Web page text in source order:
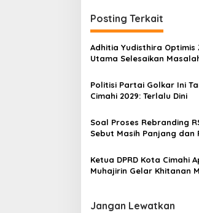
i
g
a
s
i
p
s
Posting Terkait
Adhitia Yudisthira
Utama Selesaikan
Politisi Partai Golkar Ini
Cimahi 2029: Terlalu Dini
Soal Proses Rebranding
Sebut Masih Panjang dan
Ketua DPRD Kota Cimahi
Muhajirin Gelar Khitanan
Jangan Lewatkan